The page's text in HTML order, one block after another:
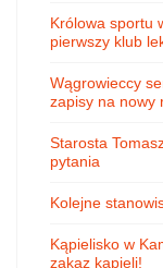
Królowa sportu
pierwszy klub
Wągrowieccy
zapisy na nowy
Starosta
pytania
Kolejne
Kąpielisko w
zakaz kąpieli!